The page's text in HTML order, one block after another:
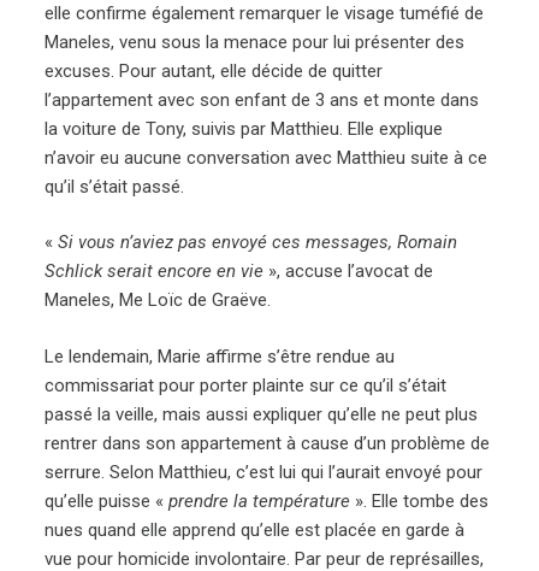
elle confirme également remarquer le visage tuméfié de
Maneles, venu sous la menace pour lui présenter des
excuses. Pour autant, elle décide de quitter
l’appartement avec son enfant de 3 ans et monte dans
la voiture de Tony, suivis par Matthieu. Elle explique
n’avoir eu aucune conversation avec Matthieu suite à ce
qu’il s’était passé.
«Si vous n’aviez pas envoyé ces messages, Romain
Schlick serait encore en vie », accuse l’avocat de
Maneles, Me Loïc de Graëve.
Le lendemain, Marie affirme s’être rendue au
commissariat pour porter plainte sur ce qu’il s’était
passé la veille, mais aussi expliquer qu’elle ne peut plus
rentrer dans son appartement à cause d’un problème de
serrure. Selon Matthieu, c’est lui qui l’aurait envoyé pour
qu’elle puisse «prendre la température ». Elle tombe des
nues quand elle apprend qu’elle est placée en garde à
vue pour homicide involontaire. Par peur de représailles,